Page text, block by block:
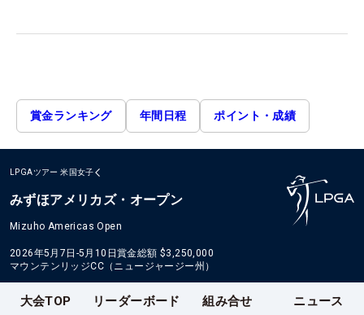
賞金ランキング 年間日程 ポイント・成績
LPGAツアー 米国女子
みずほアメリカズ・オープン
Mizuho Americas Open
2026年5月7日-5月10日賞金総額 $3,250,000
マウンテンリッジCC（ニュージャージー州）
大会TOP リーダーボード 組み合せ ニュース